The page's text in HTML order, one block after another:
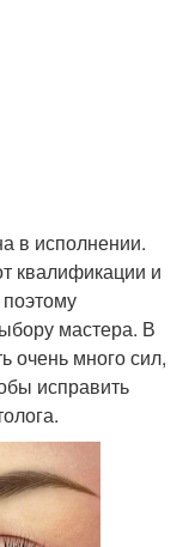
в исполнении.
квалификации и
мастера. В
очень много сил,
исправить